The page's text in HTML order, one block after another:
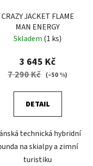
CRAZY JACKET FLAME
MAN ENERGY
Skladem (1 ks)
3 645 Kč
7 290 Kč (–50 %)
DETAIL
technická hybridní
na skialpy a zimní
turistiku